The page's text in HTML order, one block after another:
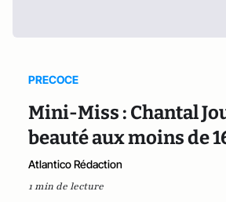
PRECOCE
Mini-Miss : Chantal
beauté aux moins de
Atlantico Rédaction
1 min de lecture